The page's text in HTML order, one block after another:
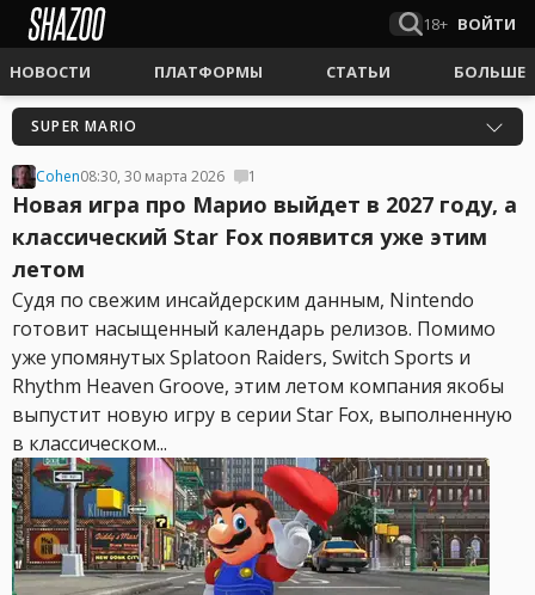
18+ ВОЙТИ
НОВОСТИ ПЛАТФОРМЫ СТАТЬИ БОЛЬШЕ
SUPER MARIO
Cohen08:30, 30 марта 2026 1
Новая игра про Марио выйдет в 2027 году, а
классический Star Fox появится уже этим
летом
Судя по свежим инсайдерским данным, Nintendo
готовит насыщенный календарь релизов. Помимо
уже упомянутых Splatoon Raiders, Switch Sports и
Rhythm Heaven Groove, этим летом компания якобы
выпустит новую игру в серии Star Fox, выполненную
в классическом...